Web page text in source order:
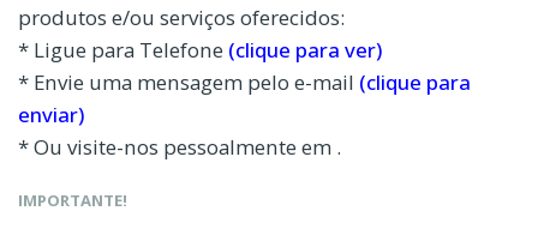
produtos e/ou serviços oferecidos:
* Ligue para Telefone (clique para ver)
* Envie uma mensagem pelo e-mail (clique para
enviar)
* Ou visite-nos pessoalmente em .
IMPORTANTE!